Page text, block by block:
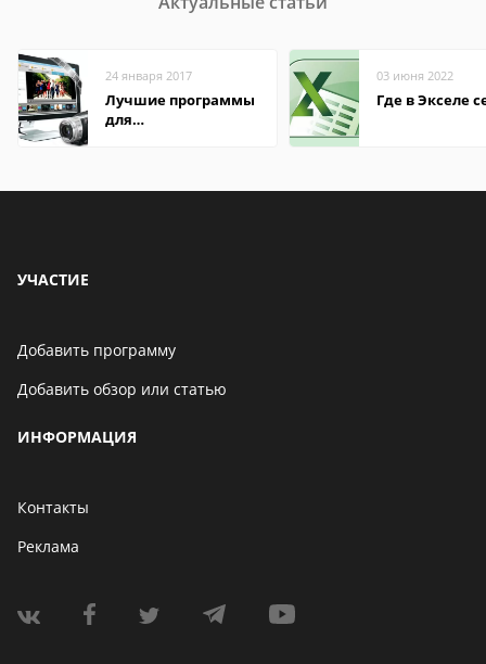
24 января 2017
Лучшие программы
для
03 июня 2022
Где в Экселе
УЧАСТИЕ
Добавить программу
Добавить обзор или статью
ИНФОРМАЦИЯ
Контакты
Реклама